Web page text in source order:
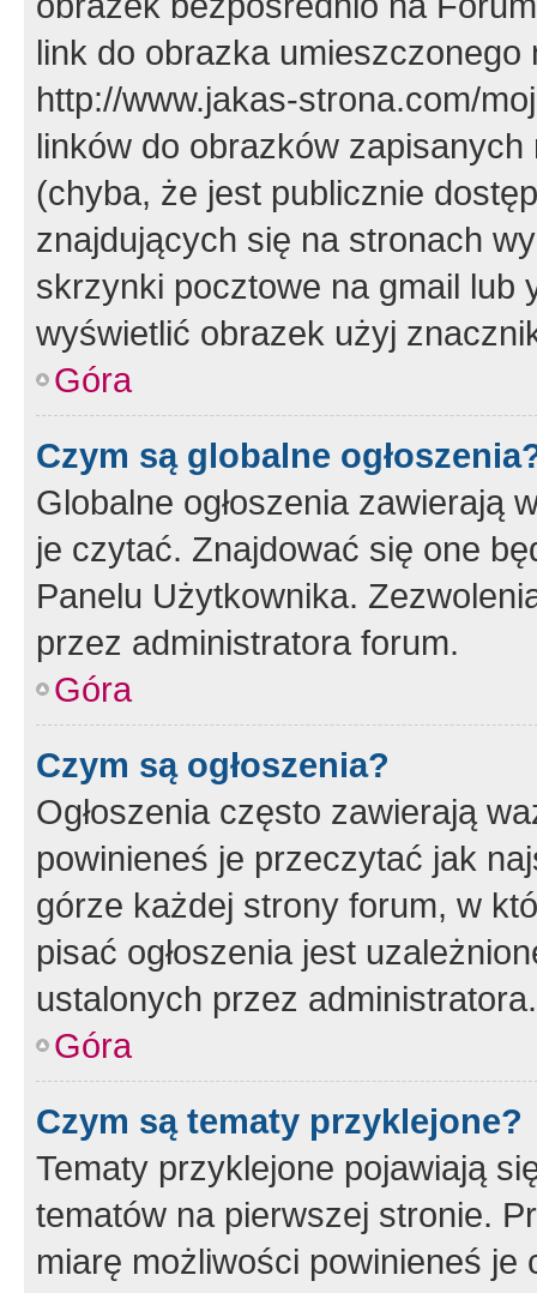
link do obrazka
http://www.jakas-strona.com/
linków do obrazków
(chyba, że jest publicznie
znajdujących się na stronach
skrzynki pocztowe na gmail lub
wyświetlić obrazek użyj
Góra
Czym są globalne
Globalne ogłoszenia zawierają
je czytać. Znajdować się one
Panelu Użytkownika.
przez administratora forum.
Góra
Czym są ogłoszenia?
Ogłoszenia często zawierają
powinieneś je przeczytać jak
górze każdej strony forum, w
pisać ogłoszenia jest
ustalonych przez administratora.
Góra
Czym są tematy przyklejone?
Tematy przyklejone pojawiają
tematów na pierwszej stronie.
miarę możliwości powinieneś je